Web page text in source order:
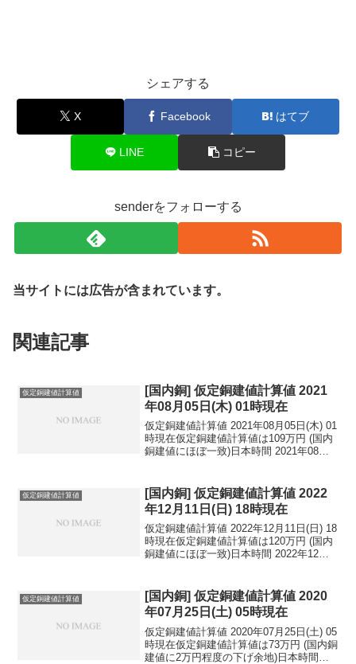
シェアする
X Facebook はてブ
LINE コピー
senderをフォローする
当サイトには広告が含まれています。
関連記事
仮定銅建値計算値
[国内銅] 仮定銅建値計算値 2021
年08月05日(木) 01時現在
仮定銅建値計算値 2021年08月05日(木) 01
時現在仮定銅建値計算値は109万円 (国内
銅建値にほぼ一致)日本時間 2021年08月
円...
仮定銅建値計算値
[国内銅] 仮定銅建値計算値 2022
年12月11日(日) 18時現在
仮定銅建値計算値 2022年12月11日(日) 18
時現在仮定銅建値計算値は120万円 (国内
銅建値にほぼ一致)日本時間 2022年12月
136....
仮定銅建値計算値
[国内銅] 仮定銅建値計算値 2020
年07月25日(土) 05時現在
仮定銅建値計算値 2020年07月25日(土) 05
時現在仮定銅建値計算値は73万円 (国内銅
建値に2万円程度の下げ余地)日本時間